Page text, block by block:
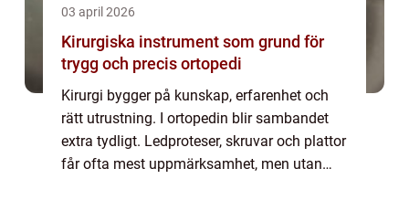
03 april 2026
Kirurgiska instrument som grund för
trygg och precis ortopedi
Kirurgi bygger på kunskap, erfarenhet och
rätt utrustning. I ortopedin blir sambandet
extra tydligt. Ledproteser, skruvar och plattor
får ofta mest uppmärksamhet, men utan